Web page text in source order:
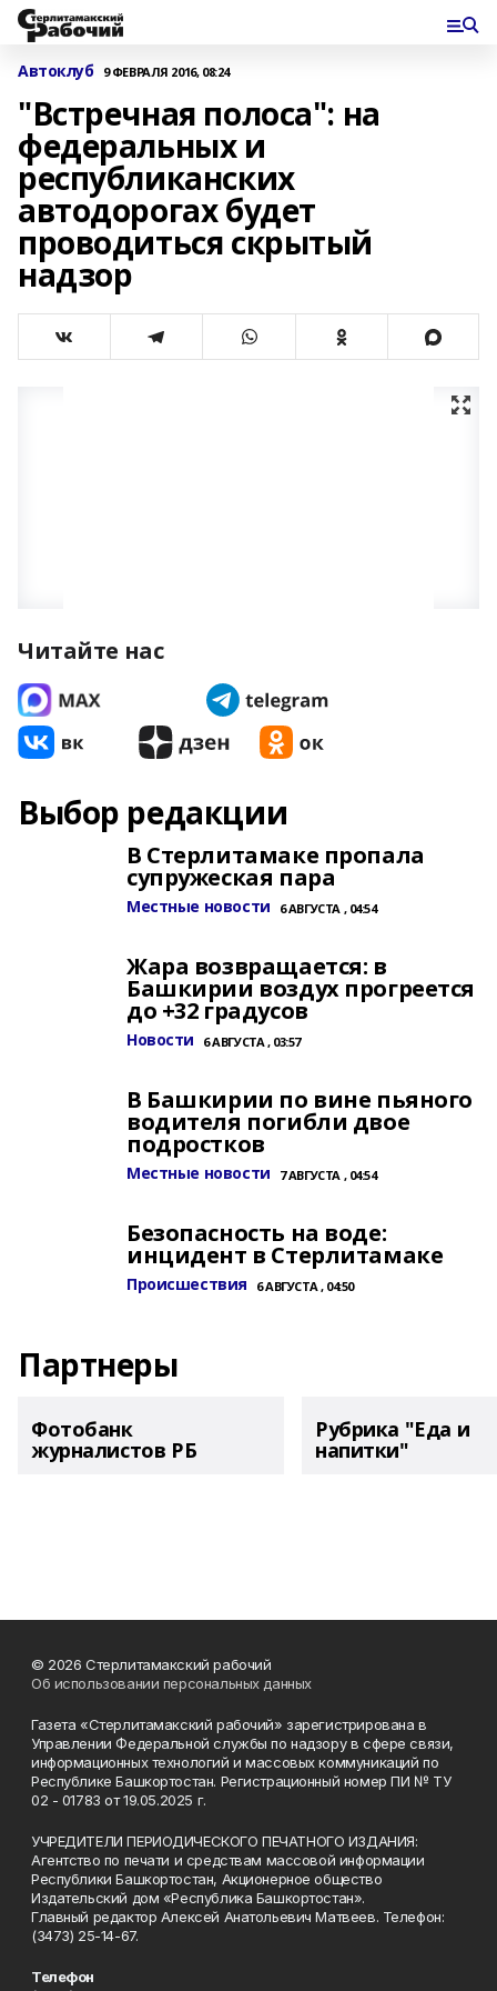
Автоклуб 9 ФЕВРАЛЯ 2016, 08:24
"Встречная полоса": на
федеральных и
республиканских
автодорогах будет
проводиться скрытый
надзор
Читайте нас
Выбор редакции
В Стерлитамаке пропала
супружеская пара
Местные новости 6 АВГУСТА , 04:54
Жара возвращается: в
Башкирии воздух прогреется
до +32 градусов
Новости 6 АВГУСТА , 03:57
В Башкирии по вине пьяного
водителя погибли двое
подростков
Местные новости 7 АВГУСТА , 04:54
Безопасность на воде:
инцидент в Стерлитамаке
Происшествия 6 АВГУСТА , 04:50
Партнеры
Фотобанк
журналистов РБ
Рубрика "Еда и
напитки"
© 2026 Стерлитамакский рабочий
Об использовании персональных данных
Газета «Стерлитамакский рабочий» зарегистрирована в
Управлении Федеральной службы по надзору в сфере связи,
информационных технологий и массовых коммуникаций по
Республике Башкортостан. Регистрационный номер ПИ № ТУ
02 - 01783 от 19.05.2025 г.
УЧРЕДИТЕЛИ ПЕРИОДИЧЕСКОГО ПЕЧАТНОГО ИЗДАНИЯ:
Агентство по печати и средствам массовой информации
Республики Башкортостан, Акционерное общество
Издательский дом «Республика Башкортостан».
Главный редактор Алексей Анатольевич Матвеев. Телефон:
(3473) 25-14-67.
Телефон